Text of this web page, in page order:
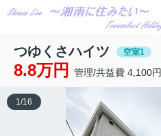
つゆくさハイツ 空室1
8.8万円 管理/共益費 4,100円
1/16